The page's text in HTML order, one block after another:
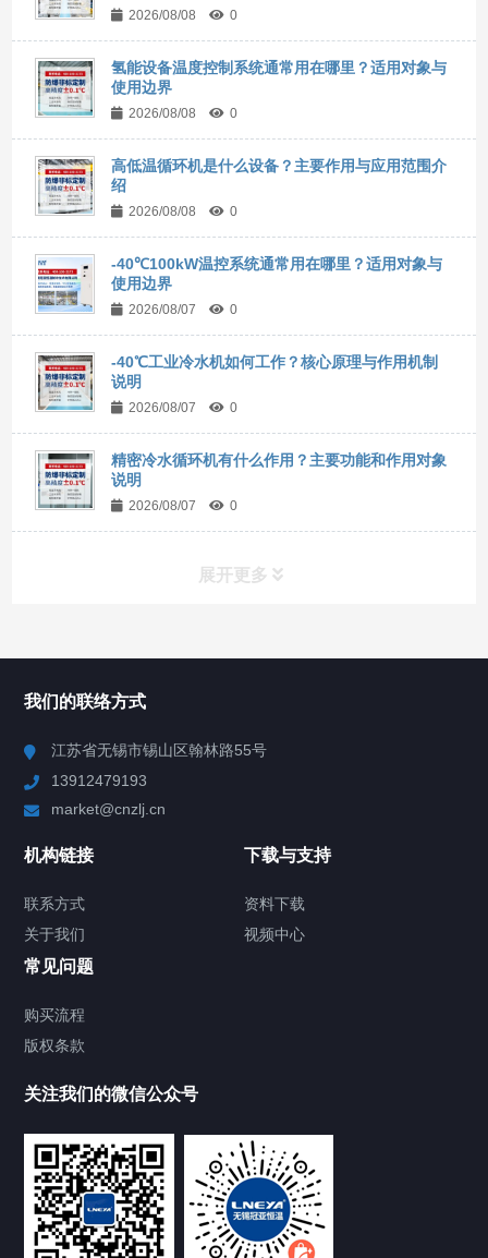
2026/08/08 0
氢能设备温度控制系统通常用在哪里？适用对象与
使用边界
2026/08/08 0
高低温循环机是什么设备？主要作用与应用范围介
绍
2026/08/08 0
-40℃100kW温控系统通常用在哪里？适用对象与
使用边界
2026/08/07 0
-40℃工业冷水机如何工作？核心原理与作用机制
说明
2026/08/07 0
精密冷水循环机有什么作用？主要功能和作用对象
说明
2026/08/07 0
展开更多
Chiller高精度制冷循环器
TCU温度控制单元
Chiller气体控温系统
Chamber试验箱
FREEZER低温箱
我们的联络方式
江苏省无锡市锡山区翰林路55号
13912479193
market@cnzlj.cn
机构链接
联系方式
关于我们
下载与支持
资料下载
视频中心
常见问题
购买流程
版权条款
关注我们的微信公众号